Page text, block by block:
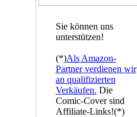
Sie können uns
unterstützen!
(*)Als Amazon-
Partner verdienen wir
an qualifizierten
Verkäufen. Die
Comic-Cover sind
Affiliate-Links!(*)